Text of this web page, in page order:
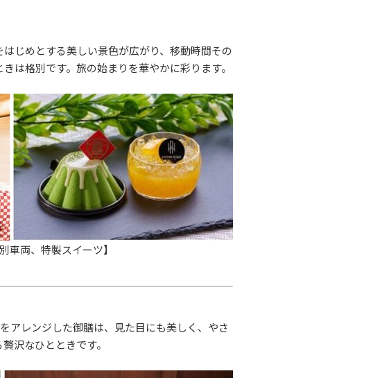
じめとする美しい景色が広がり、移動時間その
は格別です。旅の始まりを華やかに彩ります。
両、特製スイーツ】
アレンジした御膳は、見た目にも美しく、やさ
沢なひとときです。